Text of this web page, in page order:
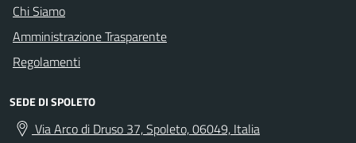
Chi Siamo
Amministrazione Trasparente
Regolamenti
SEDE DI SPOLETO
Via Arco di Druso 37, Spoleto, 06049, Italia